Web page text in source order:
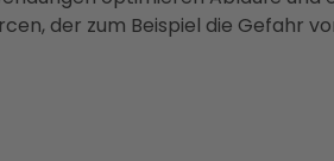
der zum Beispiel die Gefahr